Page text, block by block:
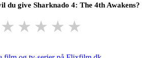
du give Sharknado 4: The 4th Awakens?
★ ★ ★ ★ ★